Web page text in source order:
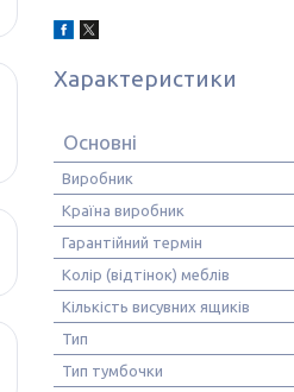
Характеристики
Основні
Виробник
Країна виробник
Гарантійний термін
Колір (відтінок) меблів
Кількість висувних ящиків
Тип
Тип тумбочки